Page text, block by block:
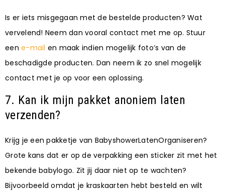
Is er iets misgegaan met de bestelde producten? Wat
vervelend! Neem dan vooral contact met me op. Stuur
een e-mail en maak indien mogelijk foto’s van de
beschadigde producten. Dan neem ik zo snel mogelijk
contact met je op voor een oplossing.
7. Kan ik mijn pakket anoniem laten
verzenden?
Krijg je een pakketje van BabyshowerLatenOrganiseren?
Grote kans dat er op de verpakking een sticker zit met het
bekende babylogo. Zit jij daar niet op te wachten?
Bijvoorbeeld omdat je kraskaarten hebt besteld en wilt